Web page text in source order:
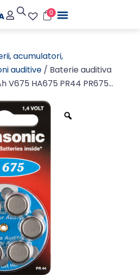
0
acumulatori,
auditive / Baterie auditiva
V675 HA675 PR44 PR675